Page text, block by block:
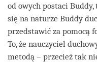
od owych postaci
się na naturze Buddy
przedstawić za pomocą
To, że nauczyciel
metodą – przecież tak